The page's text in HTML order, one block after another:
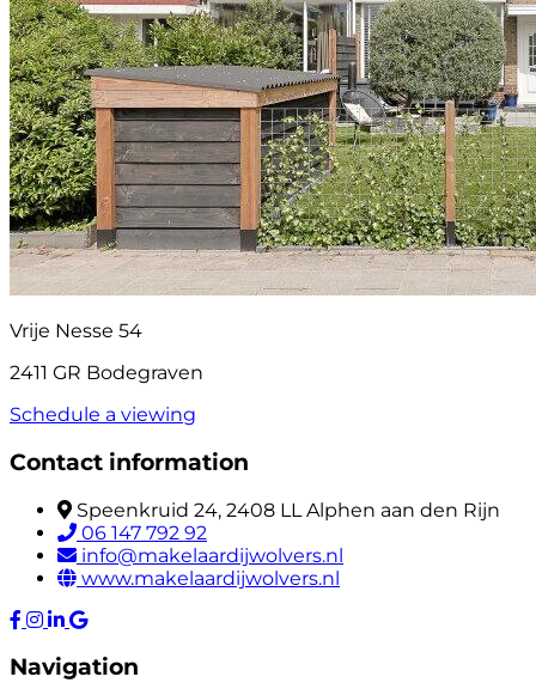
Vrije Nesse 54
2411 GR Bodegraven
Schedule a viewing
Contact information
Speenkruid 24, 2408 LL Alphen aan den Rijn
06 147 792 92
info@makelaardijwolvers.nl
www.makelaardijwolvers.nl
Navigation